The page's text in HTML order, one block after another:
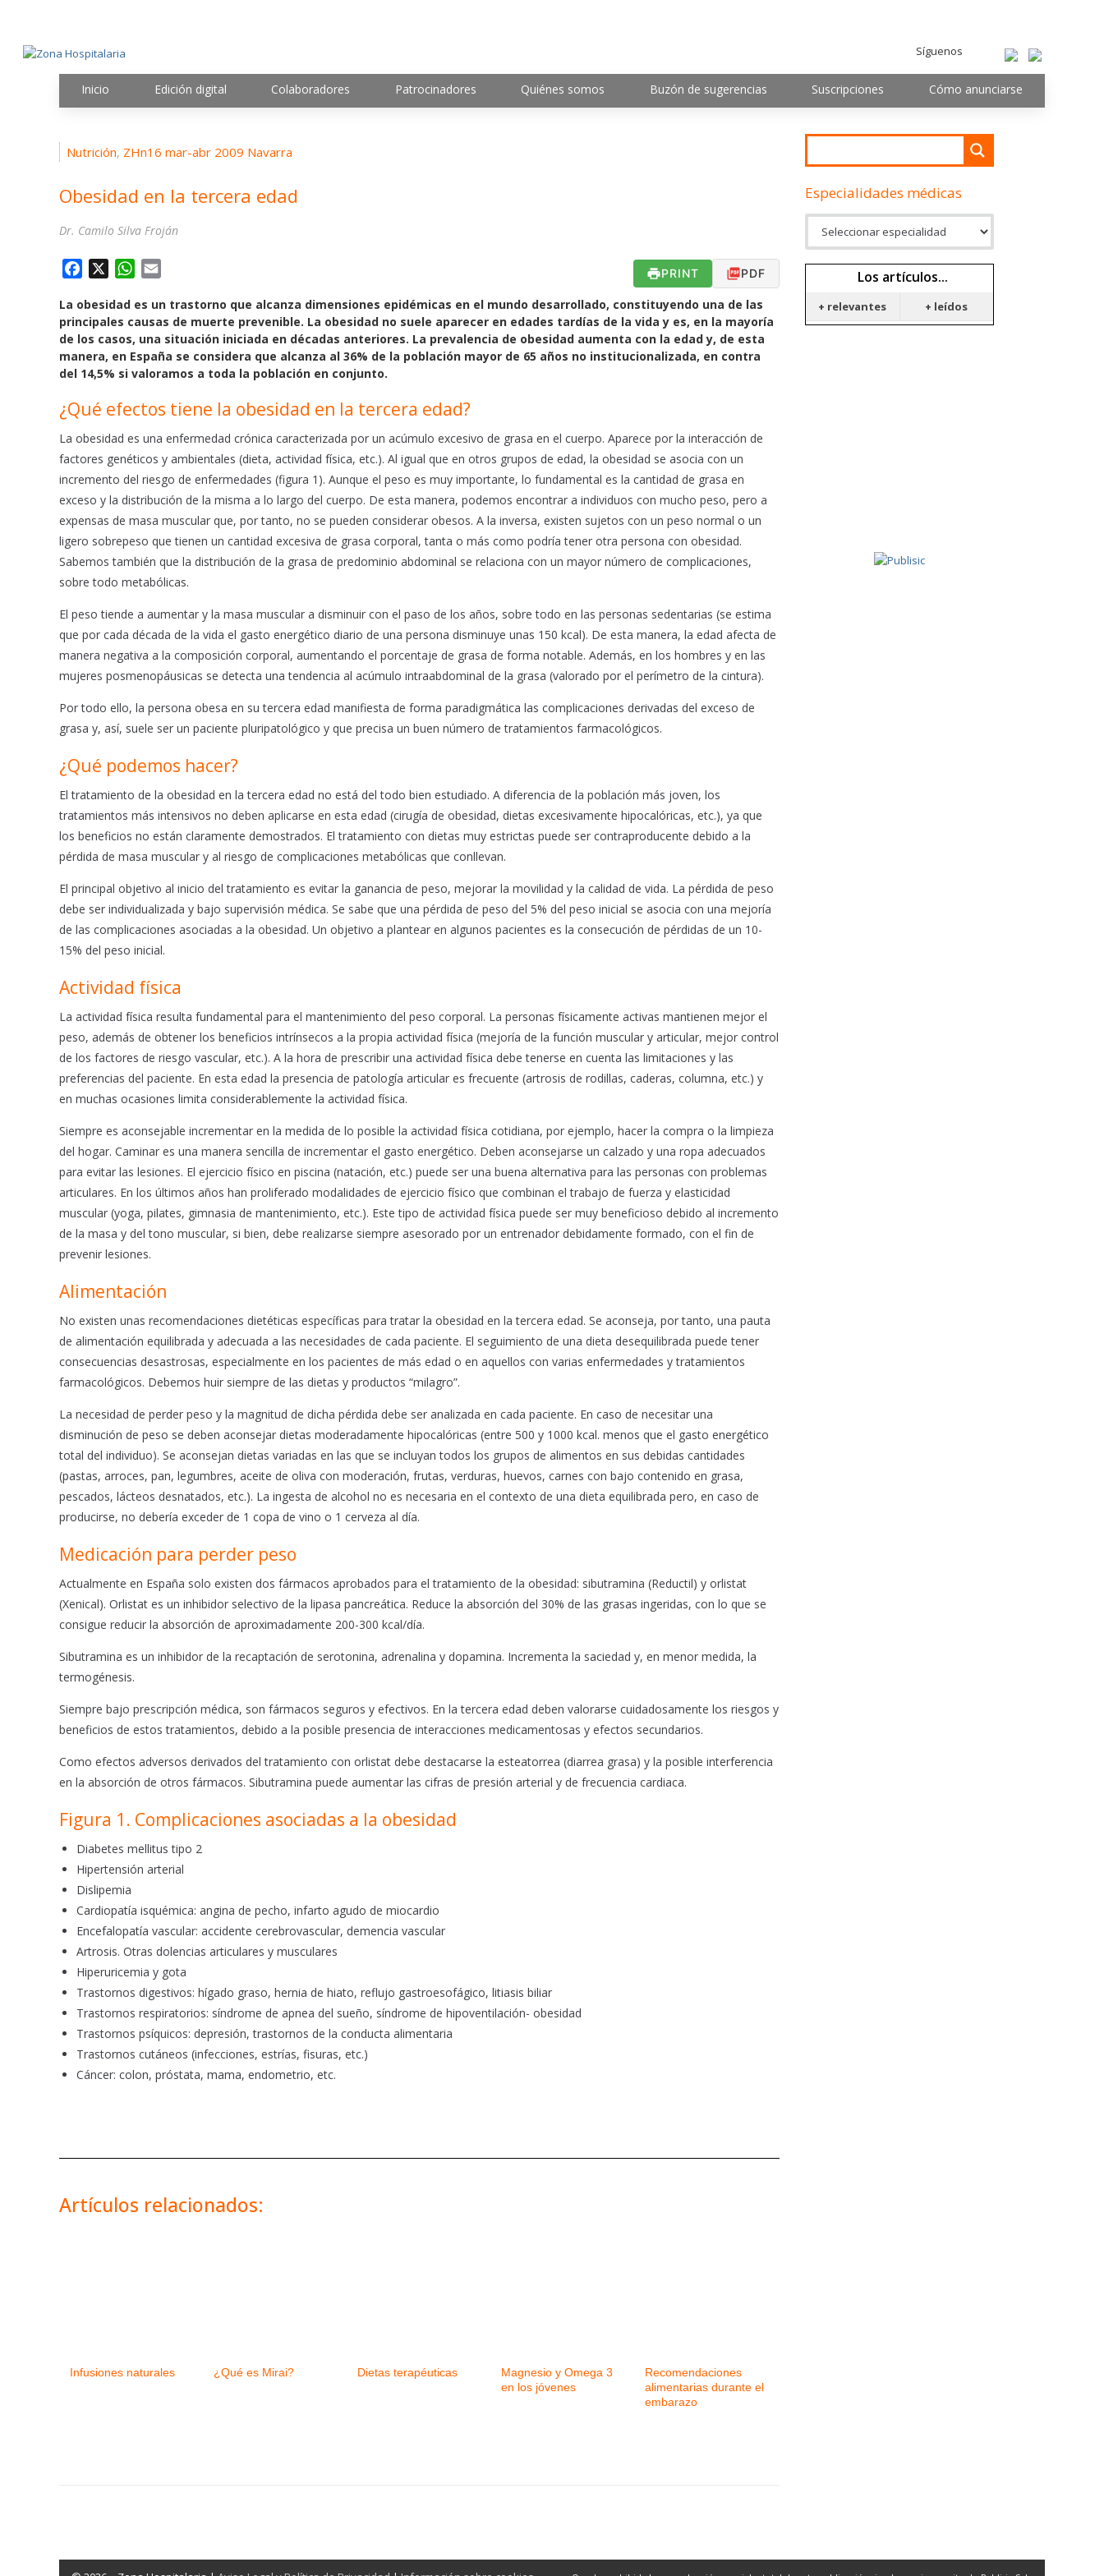
Síguenos
Inicio Edición digital Colaboradores Patrocinadores Quiénes somos Buzón de sugerencias Suscripciones Cómo anunciarse
Nutrición, ZHn16 mar-abr 2009 Navarra
Obesidad en la tercera edad
Dr. Camilo Silva Froján
c
e
b
o
k
W
a
t
s
A
p
a
i
l
PRINT PDF
La obesidad es un trastorno que alcanza dimensiones epidémicas en el mundo desarrollado, constituyendo una de las
principales causas de muerte prevenible. La obesidad no suele aparecer en edades tardías de la vida y es, en la mayoría
de los casos, una situación iniciada en décadas anteriores. La prevalencia de obesidad aumenta con la edad y, de esta
manera, en España se considera que alcanza al 36% de la población mayor de 65 años no institucionalizada, en contra
del 14,5% si valoramos a toda la población en conjunto.
¿Qué efectos tiene la obesidad en la tercera edad?
La obesidad es una enfermedad crónica caracterizada por un acúmulo excesivo de grasa en el cuerpo. Aparece por la interacción de
factores genéticos y ambientales (dieta, actividad física, etc.). Al igual que en otros grupos de edad, la obesidad se asocia con un
incremento del riesgo de enfermedades (figura 1). Aunque el peso es muy importante, lo fundamental es la cantidad de grasa en
exceso y la distribución de la misma a lo largo del cuerpo. De esta manera, podemos encontrar a individuos con mucho peso, pero a
expensas de masa muscular que, por tanto, no se pueden considerar obesos. A la inversa, existen sujetos con un peso normal o un
ligero sobrepeso que tienen un cantidad excesiva de grasa corporal, tanta o más como podría tener otra persona con obesidad.
Sabemos también que la distribución de la grasa de predominio abdominal se relaciona con un mayor número de complicaciones,
sobre todo metabólicas.
El peso tiende a aumentar y la masa muscular a disminuir con el paso de los años, sobre todo en las personas sedentarias (se estima
que por cada década de la vida el gasto energético diario de una persona disminuye unas 150 kcal). De esta manera, la edad afecta de
manera negativa a la composición corporal, aumentando el porcentaje de grasa de forma notable. Además, en los hombres y en las
mujeres posmenopáusicas se detecta una tendencia al acúmulo intraabdominal de la grasa (valorado por el perímetro de la cintura).
Por todo ello, la persona obesa en su tercera edad manifiesta de forma paradigmática las complicaciones derivadas del exceso de
grasa y, así, suele ser un paciente pluripatológico y que precisa un buen número de tratamientos farmacológicos.
¿Qué podemos hacer?
El tratamiento de la obesidad en la tercera edad no está del todo bien estudiado. A diferencia de la población más joven, los
tratamientos más intensivos no deben aplicarse en esta edad (cirugía de obesidad, dietas excesivamente hipocalóricas, etc.), ya que
los beneficios no están claramente demostrados. El tratamiento con dietas muy estrictas puede ser contraproducente debido a la
pérdida de masa muscular y al riesgo de complicaciones metabólicas que conllevan.
El principal objetivo al inicio del tratamiento es evitar la ganancia de peso, mejorar la movilidad y la calidad de vida. La pérdida de peso
debe ser individualizada y bajo supervisión médica. Se sabe que una pérdida de peso del 5% del peso inicial se asocia con una mejoría
de las complicaciones asociadas a la obesidad. Un objetivo a plantear en algunos pacientes es la consecución de pérdidas de un 10-
15% del peso inicial.
Actividad física
La actividad física resulta fundamental para el mantenimiento del peso corporal. La personas físicamente activas mantienen mejor el
peso, además de obtener los beneficios intrínsecos a la propia actividad física (mejoría de la función muscular y articular, mejor control
de los factores de riesgo vascular, etc.). A la hora de prescribir una actividad física debe tenerse en cuenta las limitaciones y las
preferencias del paciente. En esta edad la presencia de patología articular es frecuente (artrosis de rodillas, caderas, columna, etc.) y
en muchas ocasiones limita considerablemente la actividad física.
Siempre es aconsejable incrementar en la medida de lo posible la actividad física cotidiana, por ejemplo, hacer la compra o la limpieza
del hogar. Caminar es una manera sencilla de incrementar el gasto energético. Deben aconsejarse un calzado y una ropa adecuados
para evitar las lesiones. El ejercicio físico en piscina (natación, etc.) puede ser una buena alternativa para las personas con problemas
articulares. En los últimos años han proliferado modalidades de ejercicio físico que combinan el trabajo de fuerza y elasticidad
muscular (yoga, pilates, gimnasia de mantenimiento, etc.). Este tipo de actividad física puede ser muy beneficioso debido al incremento
de la masa y del tono muscular, si bien, debe realizarse siempre asesorado por un entrenador debidamente formado, con el fin de
prevenir lesiones.
Alimentación
No existen unas recomendaciones dietéticas específicas para tratar la obesidad en la tercera edad. Se aconseja, por tanto, una pauta
de alimentación equilibrada y adecuada a las necesidades de cada paciente. El seguimiento de una dieta desequilibrada puede tener
consecuencias desastrosas, especialmente en los pacientes de más edad o en aquellos con varias enfermedades y tratamientos
farmacológicos. Debemos huir siempre de las dietas y productos “milagro”.
La necesidad de perder peso y la magnitud de dicha pérdida debe ser analizada en cada paciente. En caso de necesitar una
disminución de peso se deben aconsejar dietas moderadamente hipocalóricas (entre 500 y 1000 kcal. menos que el gasto energético
total del individuo). Se aconsejan dietas variadas en las que se incluyan todos los grupos de alimentos en sus debidas cantidades
(pastas, arroces, pan, legumbres, aceite de oliva con moderación, frutas, verduras, huevos, carnes con bajo contenido en grasa,
pescados, lácteos desnatados, etc.). La ingesta de alcohol no es necesaria en el contexto de una dieta equilibrada pero, en caso de
producirse, no debería exceder de 1 copa de vino o 1 cerveza al día.
Medicación para perder peso
Actualmente en España solo existen dos fármacos aprobados para el tratamiento de la obesidad: sibutramina (Reductil) y orlistat
(Xenical). Orlistat es un inhibidor selectivo de la lipasa pancreática. Reduce la absorción del 30% de las grasas ingeridas, con lo que se
consigue reducir la absorción de aproximadamente 200-300 kcal/día.
Sibutramina es un inhibidor de la recaptación de serotonina, adrenalina y dopamina. Incrementa la saciedad y, en menor medida, la
termogénesis.
Siempre bajo prescripción médica, son fármacos seguros y efectivos. En la tercera edad deben valorarse cuidadosamente los riesgos y
beneficios de estos tratamientos, debido a la posible presencia de interacciones medicamentosas y efectos secundarios.
Como efectos adversos derivados del tratamiento con orlistat debe destacarse la esteatorrea (diarrea grasa) y la posible interferencia
en la absorción de otros fármacos. Sibutramina puede aumentar las cifras de presión arterial y de frecuencia cardiaca.
Figura 1. Complicaciones asociadas a la obesidad
Diabetes mellitus tipo 2
Hipertensión arterial
Dislipemia
Cardiopatía isquémica: angina de pecho, infarto agudo de miocardio
Encefalopatía vascular: accidente cerebrovascular, demencia vascular
Artrosis. Otras dolencias articulares y musculares
Hiperuricemia y gota
Trastornos digestivos: hígado graso, hernia de hiato, reflujo gastroesofágico, litiasis biliar
Trastornos respiratorios: síndrome de apnea del sueño, síndrome de hipoventilación- obesidad
Trastornos psíquicos: depresión, trastornos de la conducta alimentaria
Trastornos cutáneos (infecciones, estrías, fisuras, etc.)
Cáncer: colon, próstata, mama, endometrio, etc.
Artículos relacionados:
Infusiones naturales ¿Qué es Mirai? Dietas terapéuticas
Magnesio y Omega 3
en los jóvenes
Recomendaciones
alimentarias durante el
embarazo
Especialidades médicas
Los artículos...
+ relevantes + leídos